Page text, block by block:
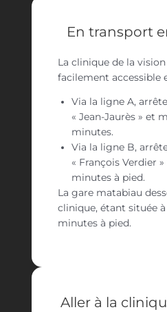
En transport
La clinique de la
facilement accessible
Via la ligne A,
« Jean-Jaurès » et
minutes.
Via la ligne B,
« François Verdier
minutes à pied.
La gare matabiau
clinique, étant située
minutes à pied.
Aller à la